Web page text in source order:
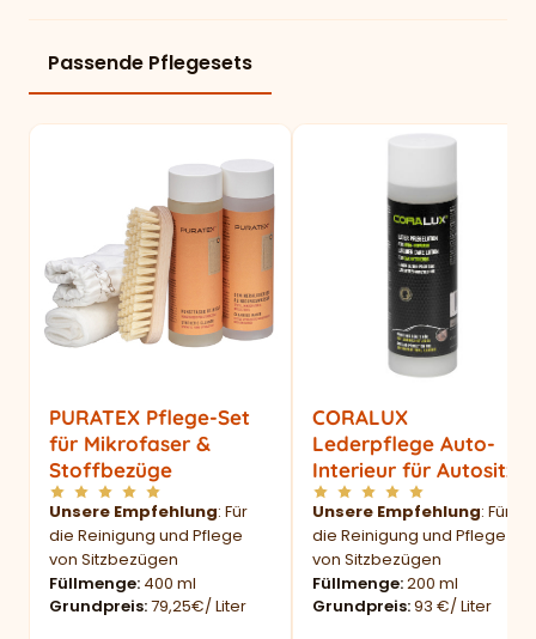
Passende Pflegesets
PURATEX Pflege-Set
für Mikrofaser &
Stoffbezüge
Unsere Empfehlung: Für
die Reinigung und Pflege
von Sitzbezügen
Füllmenge 400 ml
Grundpreis 79,25€/ Liter
CORALUX
Lederpflege Auto-
Interieur für Autositze
Unsere Empfehlung: Für
die Reinigung und Pflege
von Sitzbezügen
Füllmenge 200 ml
Grundpreis 93 €/ Liter